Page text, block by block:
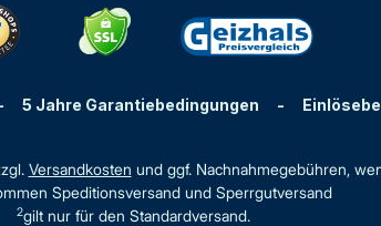
5 Jahre Garantiebedingungen -
Versandkosten und ggf. Nachnahmegebühren,
Speditionsversand und Sperrgutversand
2gilt nur für den Standardversand.